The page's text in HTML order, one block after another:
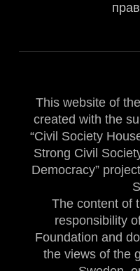
This website of
created with the
“Civil Society
Strong Civil
Democracy”
The content of
responsibility
Foundation and
the views of the